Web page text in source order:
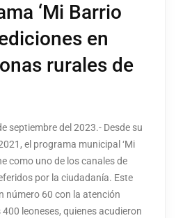
‘Mi Barrio
en
rurales de
septiembre del 2023.- Desde su
el programa municipal ‘Mi
como uno de los canales de
por la ciudadanía. Este
número 60 con la atención
leoneses, quienes acudieron